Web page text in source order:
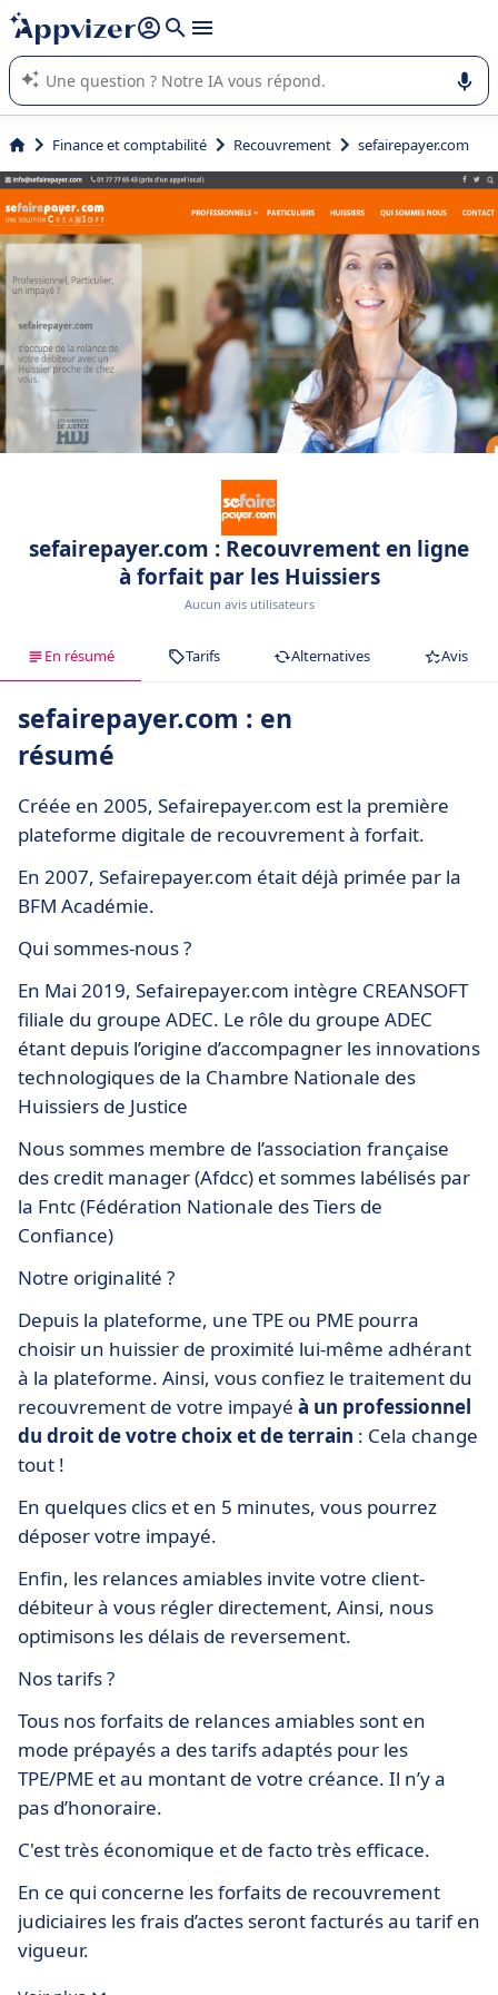
répondre (plusieurs lignes avec
L'IA de Appvizer vous guide dans l'utilisation ou la sélection de
logiciel SaaS en entreprise.
Finance et comptabilité Recouvrement sefairepayer.com
sefairepayer.com : Recouvrement en ligne
à forfait par les Huissiers
Aucun avis utilisateurs
En résumé Tarifs Alternatives Avis
sefairepayer.com : en
résumé
Créée en 2005, Sefairepayer.com est la première
plateforme digitale de recouvrement à forfait.
En 2007, Sefairepayer.com était déjà primée par la
BFM Académie.
Qui sommes-nous ?
En Mai 2019, Sefairepayer.com intègre CREANSOFT
filiale du groupe ADEC. Le rôle du groupe ADEC
étant depuis l’origine d’accompagner les innovations
technologiques de la Chambre Nationale des
Huissiers de Justice
Nous sommes membre de l’association française
des credit manager (Afdcc) et sommes labélisés par
la Fntc (Fédération Nationale des Tiers de
Confiance)
Notre originalité ?
Depuis la plateforme, une TPE ou PME pourra
choisir un huissier de proximité lui-même adhérant
à la plateforme. Ainsi, vous confiez le traitement du
recouvrement de votre impayé à un professionnel
du droit de votre choix et de terrain : Cela change
tout !
En quelques clics et en 5 minutes, vous pourrez
déposer votre impayé.
Enfin, les relances amiables invite votre client-
débiteur à vous régler directement, Ainsi, nous
optimisons les délais de reversement.
Nos tarifs ?
Tous nos forfaits de relances amiables sont en
mode prépayés a des tarifs adaptés pour les
TPE/PME et au montant de votre créance. Il n’y a
pas d’honoraire.
C'est très économique et de facto très efficace.
En ce qui concerne les forfaits de recouvrement
judiciaires les frais d’actes seront facturés au tarif en
vigueur.